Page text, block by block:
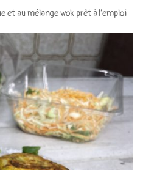
et au mélange wok prêt à l’emploi